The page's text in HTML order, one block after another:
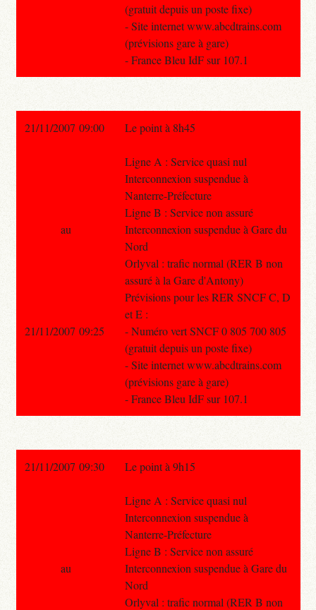
(gratuit depuis un poste fixe)
- Site internet www.abcdtrains.com
(prévisions gare à gare)
- France Bleu IdF sur 107.1
21/11/2007 09:00 Le point à 8h45
Ligne A : Service quasi nul
Interconnexion suspendue à
Nanterre-Préfecture
Ligne B : Service non assuré
Interconnexion suspendue à Gare du
Nord
Orlyval : trafic normal (RER B non
assuré à la Gare d'Antony)
Prévisions pour les RER SNCF C, D
et E :
- Numéro vert SNCF 0 805 700 805
(gratuit depuis un poste fixe)
- Site internet www.abcdtrains.com
(prévisions gare à gare)
- France Bleu IdF sur 107.1
au
21/11/2007 09:25
21/11/2007 09:30 Le point à 9h15
Ligne A : Service quasi nul
Interconnexion suspendue à
Nanterre-Préfecture
Ligne B : Service non assuré
Interconnexion suspendue à Gare du
Nord
Orlyval : trafic normal (RER B non
au